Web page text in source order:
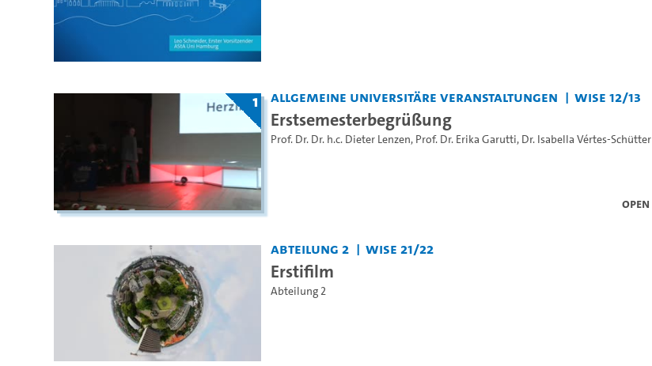
1 Allgemeine universitäre Veranstaltungen WiSe 12/13
Erstsemesterbegrüßung
Prof. Dr. Dr. h.c. Dieter Lenzen, Prof. Dr. Erika Garutti, Dr. Isabella Vértes-Schütter
open
Abteilung 2 WiSe 21/22
Erstifilm
Abteilung 2